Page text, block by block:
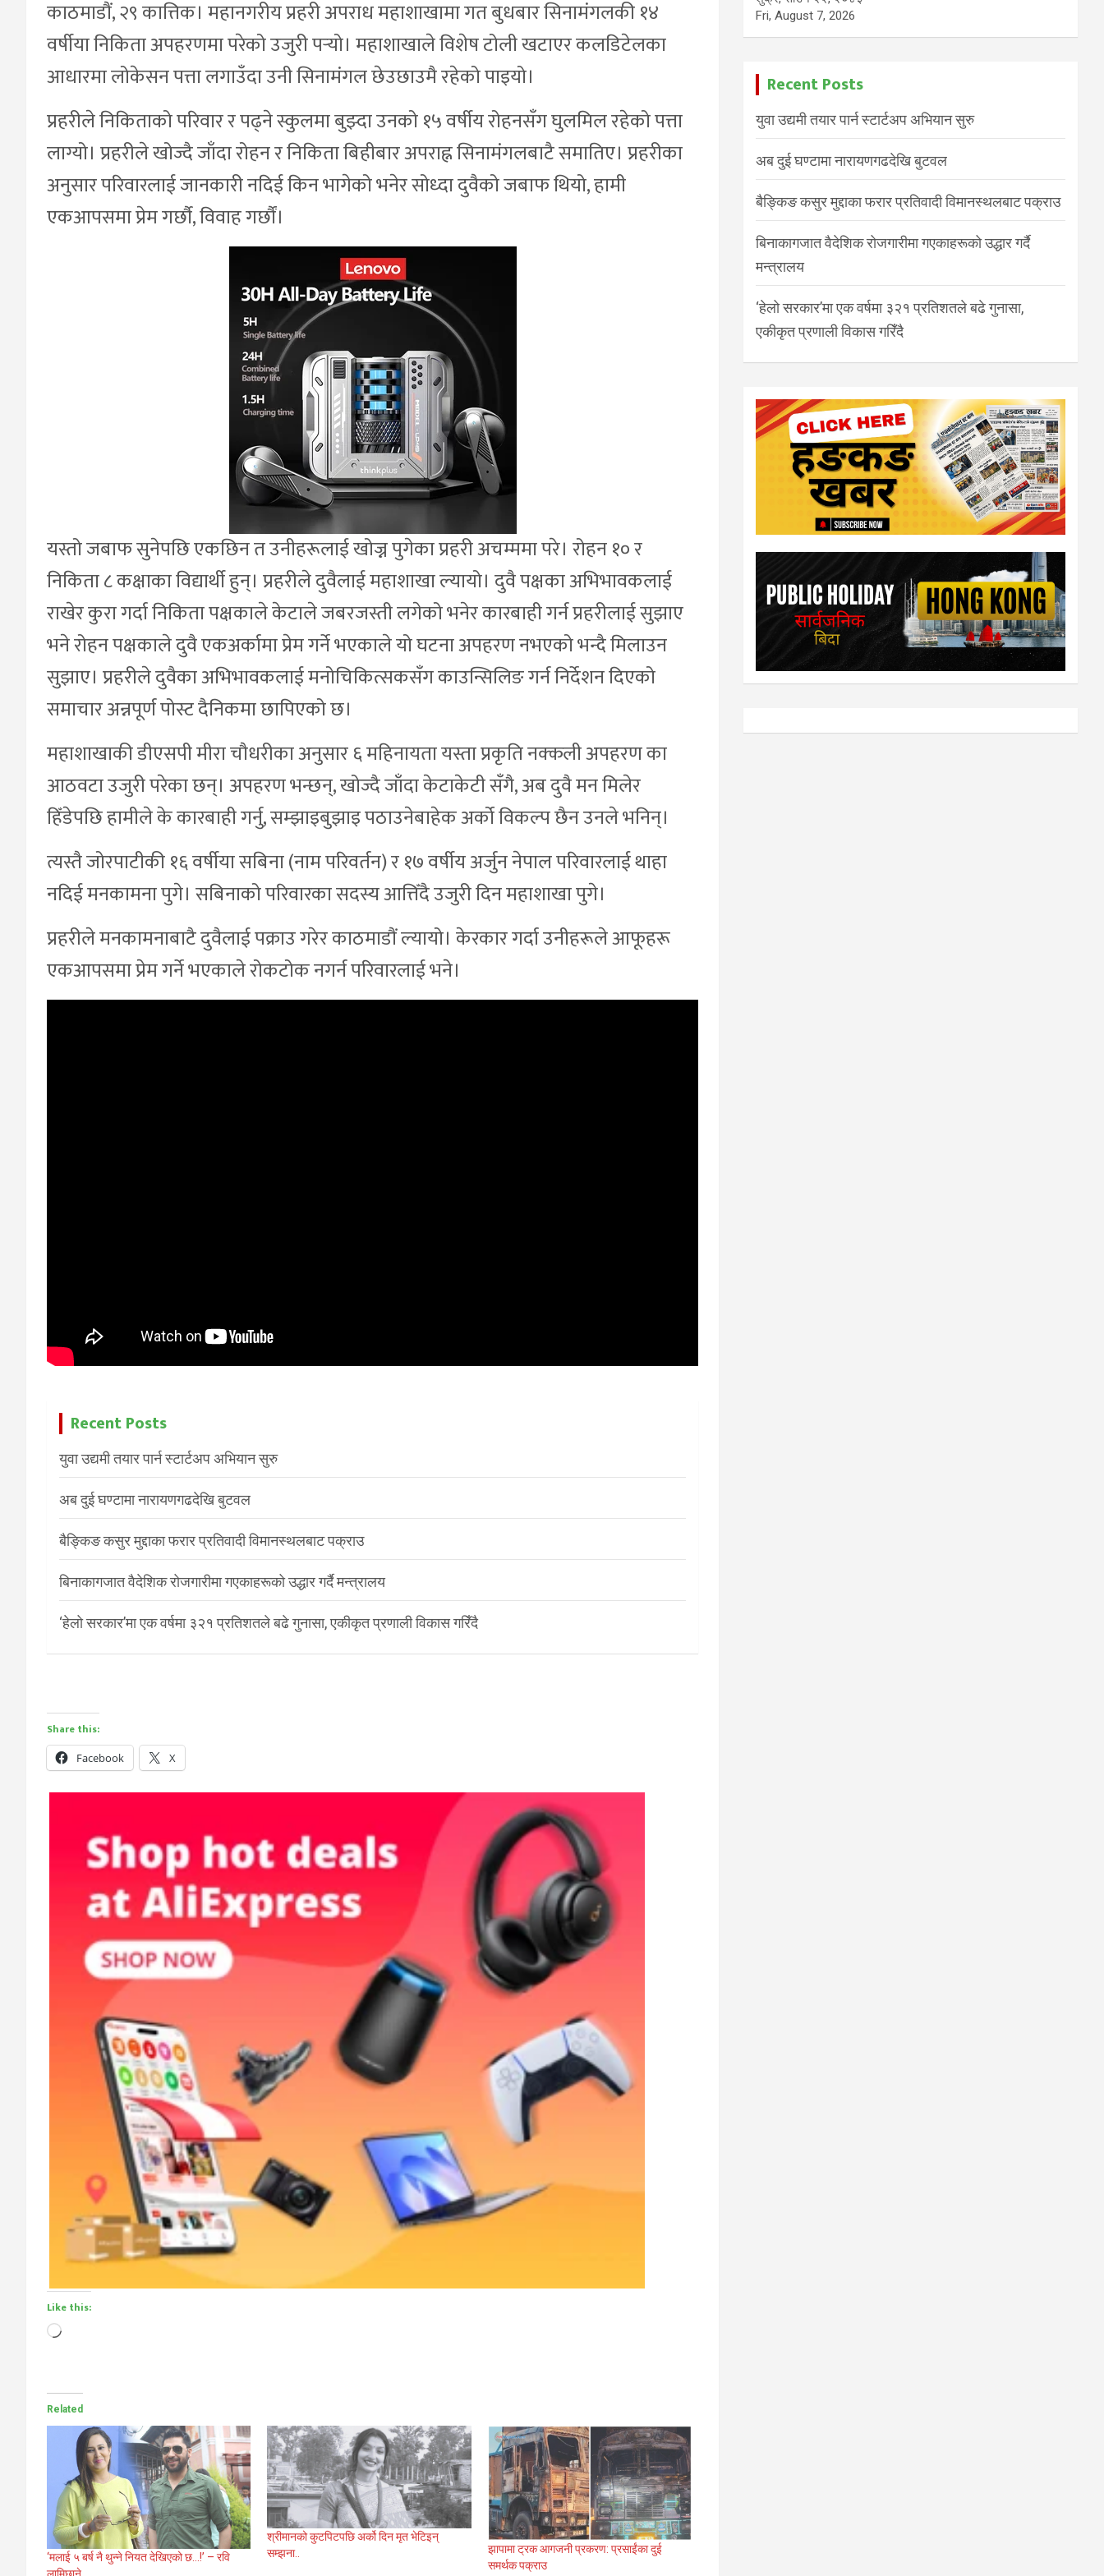
काठमाडौं, २९ कात्तिक। महानगरीय प्रहरी अपराध महाशाखामा गत बुधबार सिनामंगलकी १४
वर्षीया निकिता अपहरणमा परेको उजुरी पर्‍यो। महाशाखाले विशेष टोली खटाएर कलडिटेलका
आधारमा लोकेसन पत्ता लगाउँदा उनी सिनामंगल छेउछाउमै रहेको पाइयो।
प्रहरीले निकिताको परिवार र पढ्ने स्कुलमा बुझ्दा उनको १५ वर्षीय रोहनसँग घुलमिल रहेको पत्ता
लाग्यो। प्रहरीले खोज्दै जाँदा रोहन र निकिता बिहीबार अपराह्न सिनामंगलबाटै समातिए। प्रहरीका
अनुसार परिवारलाई जानकारी नदिई किन भागेको भनेर सोध्दा दुवैको जबाफ थियो, हामी
एकआपसमा प्रेम गर्छौ, विवाह गर्छौं।
यस्तो जबाफ सुनेपछि एकछिन त उनीहरूलाई खोज्न पुगेका प्रहरी अचम्ममा परे। रोहन १० र
निकिता ८ कक्षाका विद्यार्थी हुन्। प्रहरीले दुवैलाई महाशाखा ल्यायो। दुवै पक्षका अभिभावकलाई
राखेर कुरा गर्दा निकिता पक्षकाले केटाले जबरजस्ती लगेको भनेर कारबाही गर्न प्रहरीलाई सुझाए
भने रोहन पक्षकाले दुवै एकअर्कामा प्रेम गर्ने भएकाले यो घटना अपहरण नभएको भन्दै मिलाउन
सुझाए। प्रहरीले दुवैका अभिभावकलाई मनोचिकित्सकसँग काउन्सिलिङ गर्न निर्देशन दिएको
समाचार अन्नपूर्ण पोस्ट दैनिकमा छापिएको छ।
महाशाखाकी डीएसपी मीरा चौधरीका अनुसार ६ महिनायता यस्ता प्रकृति नक्कली अपहरण का
आठवटा उजुरी परेका छन्। अपहरण भन्छन्, खोज्दै जाँदा केटाकेटी सँगै, अब दुवै मन मिलेर
हिँडेपछि हामीले के कारबाही गर्नु, सम्झाइबुझाइ पठाउनेबाहेक अर्को विकल्प छैन उनले भनिन्।
त्यस्तै जोरपाटीकी १६ वर्षीया सबिना (नाम परिवर्तन) र १७ वर्षीय अर्जुन नेपाल परिवारलाई थाहा
नदिई मनकामना पुगे। सबिनाको परिवारका सदस्य आत्तिँदै उजुरी दिन महाशाखा पुगे।
प्रहरीले मनकामनाबाटै दुवैलाई पक्राउ गरेर काठमाडौं ल्यायो। केरकार गर्दा उनीहरूले आफूहरू
एकआपसमा प्रेम गर्ने भएकाले रोकटोक नगर्न परिवारलाई भने।
Recent Posts
युवा उद्यमी तयार पार्न स्टार्टअप अभियान सुरु
अब दुई घण्टामा नारायणगढदेखि बुटवल
बैङ्किङ कसुर मुद्दाका फरार प्रतिवादी विमानस्थलबाट पक्राउ
बिनाकागजात वैदेशिक रोजगारीमा गएकाहरूको उद्धार गर्दै मन्त्रालय
‘हेलो सरकार’मा एक वर्षमा ३२१ प्रतिशतले बढे गुनासा, एकीकृत प्रणाली विकास गरिँदै
Share this:
Facebook X
Like this:
Loading…
Related
‘मलाई ५ बर्ष नै थुन्ने नियत देखिएको छ…!’ – रवि
श्रीमानको कुटपिटपछि अर्को दिन मृत भेटिइन्
सम्झना..
झापामा ट्रक आगजनी प्रकरण: प्रसाईंका दुई
समर्थक पक्राउ
Fri, August 7, 2026
Recent Posts
युवा उद्यमी तयार पार्न स्टार्टअप अभियान सुरु
अब दुई घण्टामा नारायणगढदेखि बुटवल
बैङ्किङ कसुर मुद्दाका फरार प्रतिवादी विमानस्थलबाट पक्राउ
बिनाकागजात वैदेशिक रोजगारीमा गएकाहरूको उद्धार गर्दै
मन्त्रालय
‘हेलो सरकार’मा एक वर्षमा ३२१ प्रतिशतले बढे गुनासा,
एकीकृत प्रणाली विकास गरिँदै